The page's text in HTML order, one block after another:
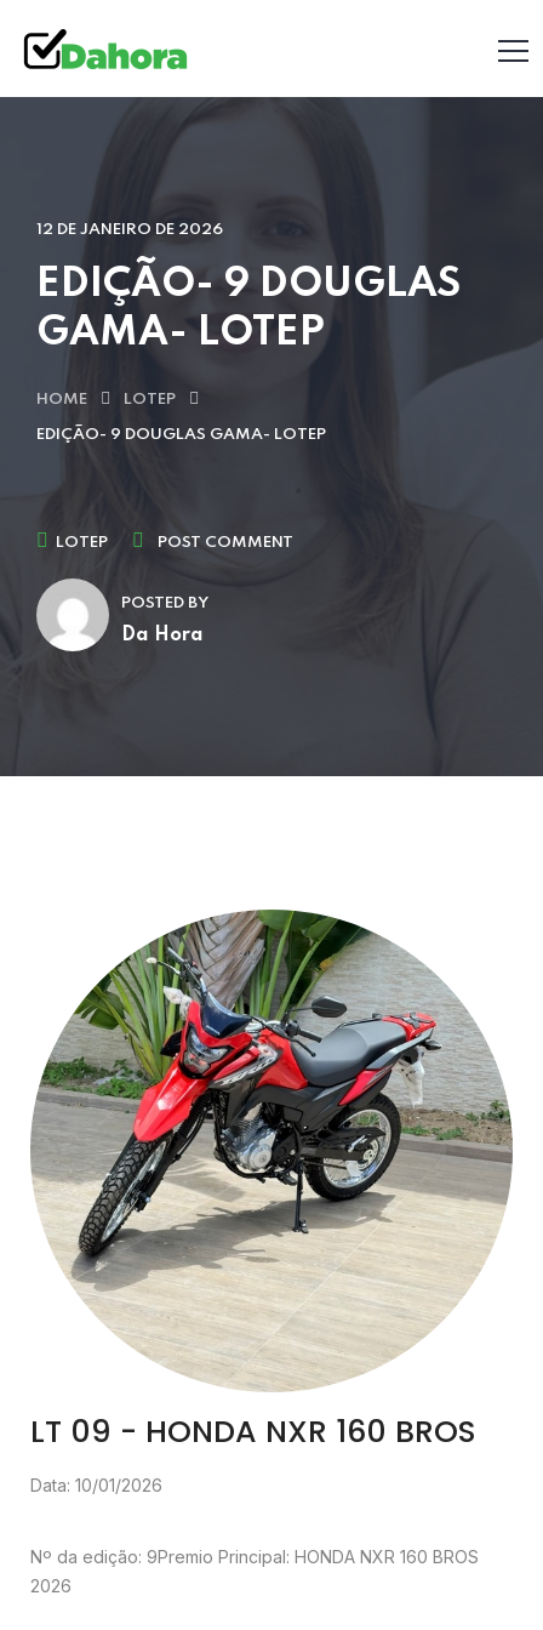
12 DE JANEIRO DE 2026
EDIÇÃO- 9 DOUGLAS
GAMA- LOTEP
HOME LOTEP
EDIÇÃO- 9 DOUGLAS GAMA- LOTEP
LOTEP POST COMMENT
POSTED BY
Da Hora
LT 09 - HONDA NXR 160 BROS
Data: 10/01/2026
Nº da edição: 9Premio Principal: HONDA NXR 160 BROS
2026